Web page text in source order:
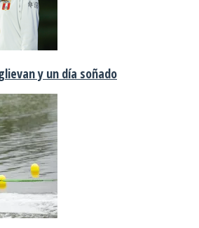
y un día soñado